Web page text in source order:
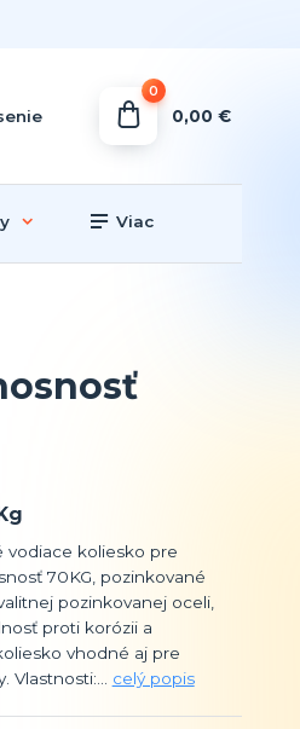
0
0,00 €
Viac
vodiace koliesko pre
70KG, pozinkované
pozinkovanej oceli,
proti korózii a
vhodné aj pre
Vlastnosti:... celý popis